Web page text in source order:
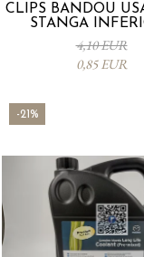
CLIPS BANDOU
STANGA
KD5351SJ3A
4,10 EUR
0,85 EUR
-21%